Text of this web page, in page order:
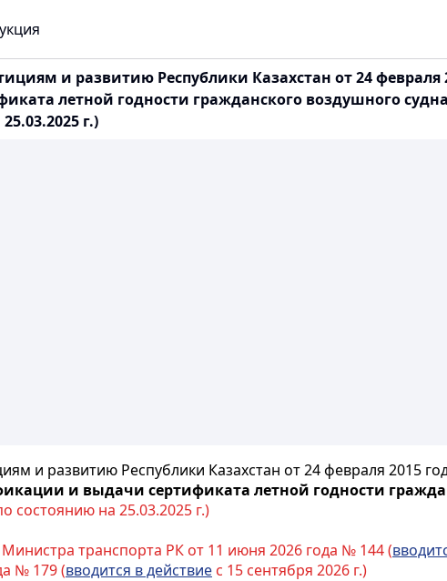
и развитию Республики Казахстан от 24
летной годности гражданского воздушного
г.)
и развитию Республики Казахстан от 24 февраля 2015
и выдачи сертификата летной годности
состоянию на 25.03.2025 г.)
Министра транспорта РК от 11 июня 2026 года № 144 (
№ 179 (вводится в действие с 15 сентября 2026 г.)